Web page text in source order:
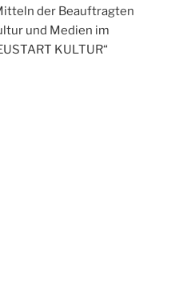
der Beauftragten
und Medien im
KULTUR“